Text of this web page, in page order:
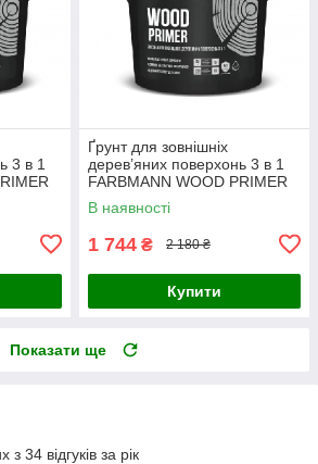
3 в 1
Ґрунт для зовнішніх
дерев’яних поверхонь 3 в 1
FARBMANN WOOD PRIMER
(ФАРБМЕН ВУД ПРАЙМЕР)
9л
В наявності
1 744 ₴ 2 180 ₴
Купити
Показати ще
34 відгуків за рік